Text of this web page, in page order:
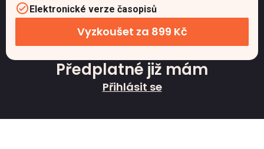
Elektronické verze časopisů
Vyzkoušet za 899 Kč
Předplatné již mám
Přihlásit se